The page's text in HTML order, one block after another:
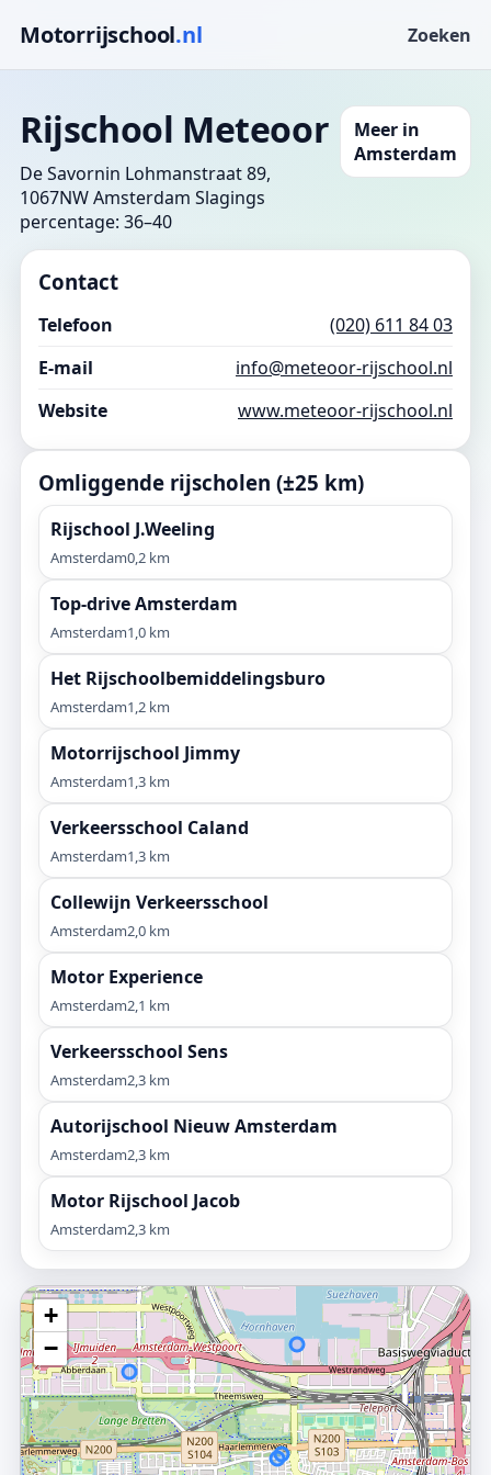
Motorrijschool.nl Zoeken
Rijschool Meteoor
De Savornin Lohmanstraat 89,
1067NW Amsterdam Slagings
percentage: 36–40
Meer in
Amsterdam
Contact
Telefoon
(020) 611 84 03
E-mail
info@meteoor-rijschool.nl
Website
www.meteoor-rijschool.nl
Omliggende rijscholen (±25 km)
Rijschool J.Weeling
Amsterdam0,2 km
Top-drive Amsterdam
Amsterdam1,0 km
Het Rijschoolbemiddelingsburo
Amsterdam1,2 km
Motorrijschool Jimmy
Amsterdam1,3 km
Verkeersschool Caland
Amsterdam1,3 km
Collewijn Verkeersschool
Amsterdam2,0 km
Motor Experience
Amsterdam2,1 km
Verkeersschool Sens
Amsterdam2,3 km
Autorijschool Nieuw Amsterdam
Amsterdam2,3 km
Motor Rijschool Jacob
Amsterdam2,3 km
+
−